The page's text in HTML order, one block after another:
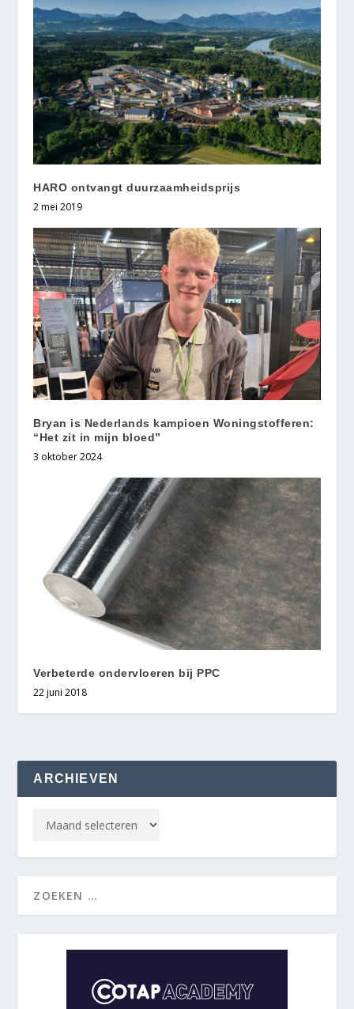
HARO ontvangt duurzaamheidsprijs
2 mei 2019
Bryan is Nederlands kampioen Woningstofferen:
“Het zit in mijn bloed”
3 oktober 2024
Verbeterde ondervloeren bij PPC
22 juni 2018
ARCHIEVEN